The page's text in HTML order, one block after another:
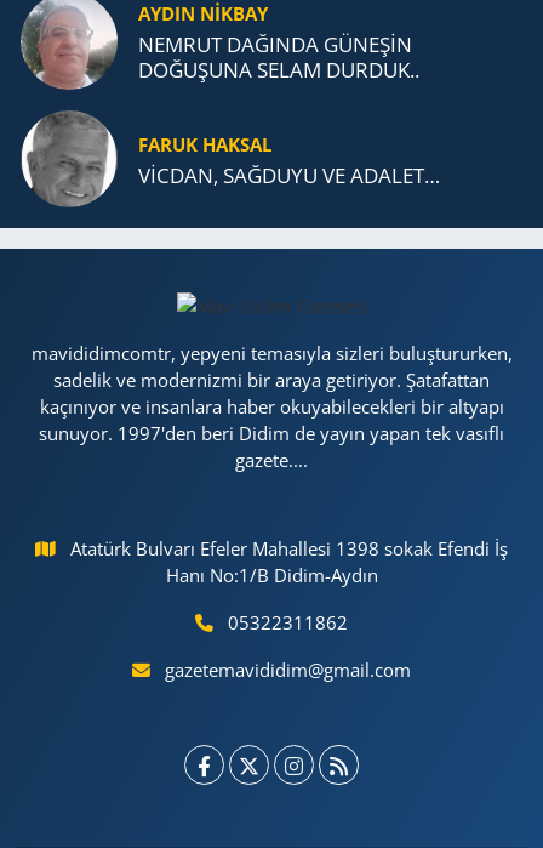
AYDIN NİKBAY
NEMRUT DAĞINDA GÜNEŞİN
DOĞUŞUNA SELAM DURDUK..
FARUK HAKSAL
VİCDAN, SAĞ­DU­YU VE ADA­LET…
mavididimcomtr, yepyeni temasıyla sizleri buluştururken,
sadelik ve modernizmi bir araya getiriyor. Şatafattan
kaçınıyor ve insanlara haber okuyabilecekleri bir altyapı
sunuyor. 1997'den beri Didim de yayın yapan tek vasıflı
gazete....
Atatürk Bulvarı Efeler Mahallesi 1398 sokak Efendi İş
Hanı No:1/B Didim-Aydın
05322311862
gazetemavididim@gmail.com